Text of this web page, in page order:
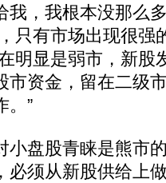
我，我根本没那么
只有市场出现很强
明显是弱市，新股
市资金，留在二级
。”
盘股青睐是熊市的
必须从新股供给上